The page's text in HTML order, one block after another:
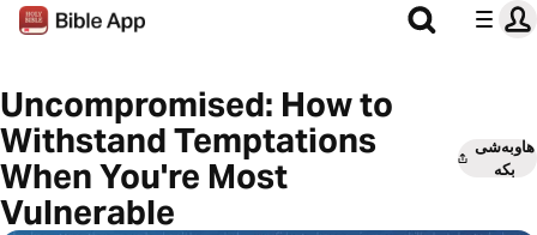
Uncompromised: How to
Withstand Temptations
When You're Most
Vulnerable
هاوبەشی
بکە